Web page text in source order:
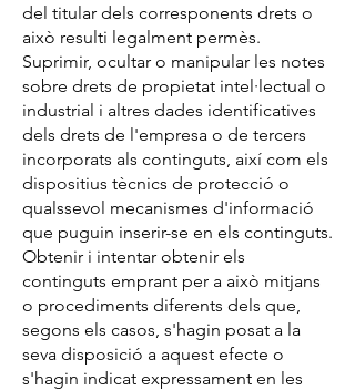
del titular dels corresponents drets o
això resulti legalment permès.
Suprimir, ocultar o manipular les notes
sobre drets de propietat intel·lectual o
industrial i altres dades identificatives
dels drets de l'empresa o de tercers
incorporats als continguts, així com els
dispositius tècnics de protecció o
qualssevol mecanismes d'informació
que puguin inserir-se en els continguts.
Obtenir i intentar obtenir els
continguts emprant per a això mitjans
o procediments diferents dels que,
segons els casos, s'hagin posat a la
seva disposició a aquest efecte o
s'hagin indicat expressament en les